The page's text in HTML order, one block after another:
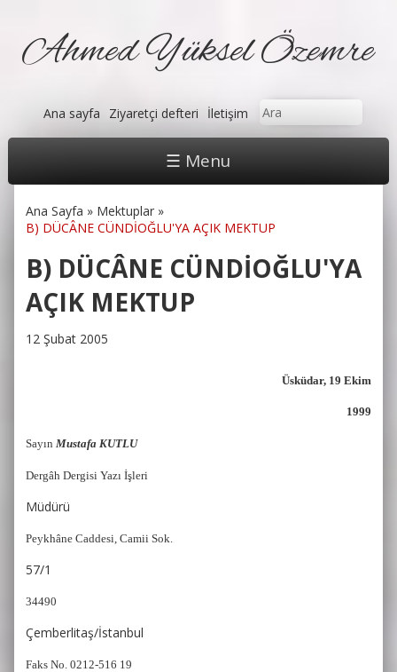
Ahmed Yüksel Özemre
Ana sayfa Ziyaretçi defteri İletişim Arama formu
Ara
☰ Menu
Buradasınız
Ana Sayfa » Mektuplar »
B) DÜCÂNE CÜNDİOĞLU'YA AÇIK MEKTUP
B) DÜCÂNE CÜNDİOĞLU'YA
AÇIK MEKTUP
12 Şubat 2005
Üsküdar, 19 Ekim
1999
SayınMustafa KUTLU
Dergâh Dergisi Yazı İşleri
Müdürü
Peykhâne Caddesi, Camii Sok.
57/1
34490
Çemberlitaş/İstanbul
Faks No. 0212-516 19